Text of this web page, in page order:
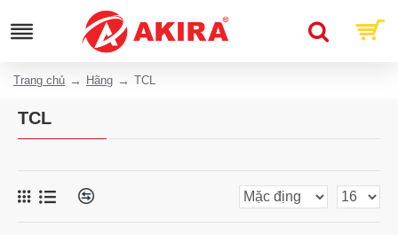
Trang chủ Hãng TCL
TCL